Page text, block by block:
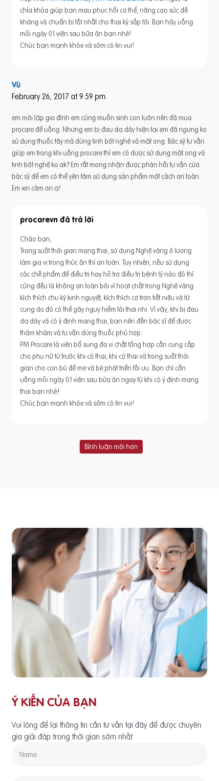
chìa khóa giúp bạn mau phục hồi cơ thể, nâng cao sức đề
kháng và chuẩn bị tốt nhất cho thai kỳ sắp tới. Bạn hãy uống
mỗi ngày 01 viên sau bữa ăn bạn nhé!
Chúc bạn mạnh khỏe và sớm có tin vui!
Vũ
February 26, 2017 at 9:59 pm
em mới lập gia đình em cũng muốn sinh con luôn nên đã mua
procare để uống. Nhưng em bị đau dạ dày hiện tại em đã ngưng ko
sử dụng thuốc tây mà dùng tinh bột nghệ và mật ong. Bác sỹ tư vấn
giúp em trong khi uống procare thì em có dược sử dụng mật ong và
tinh bột nghệ ko ak? Em rất mong nhận được phản hồi tư vấn của
bác sỹ để em có thể yên tâm sử dụng sản phẩm một cách an toàn.
Em xin cảm ơn ạ!
procarevn
Chào bạn,
Trong suốt thời gian mang thai, sử dụng Nghệ vàng ở lượng
làm gia vị trong thức ăn thì an toàn. Tuy nhiên, nếu sử dụng
các chế phẩm để điều trị hay hỗ trợ điều trị bệnh lý nào đó thì
cũng đều là không an toàn bởi vì hoạt chất trong Nghệ vàng
kích thích chu kỳ kinh nguyệt, kích thích cơ trơn tiết niệu và tử
cung do đó có thể gây nguy hiểm tới thai nhi. Vì vậy, khi bị đau
dạ dày và có ý định mang thai, bạn nên đến bác sĩ để được
thăm khám và tư vấn dùng thuốc phù hợp.
PM Procare là viên bổ sung đa vi chất tổng hợp cần cung cấp
cho phụ nữ từ trước khi có thai, khi có thai và trong suốt thời
gian cho con bú để mẹ và bé phát triển tối ưu. Bạn chỉ cần
uống mỗi ngày 01 viên sau bữa ăn ngay từ khi có ý định mang
thai bạn nhé!
Chúc bạn mạnh khỏe và sớm có tin vui!
Bình luận mới hơn
Ý KIẾN CỦA BẠN
Vui lòng để lại thông tin cần tư vấn tại đây để được chuyên
gia giải đáp trong thời gian sớm nhất